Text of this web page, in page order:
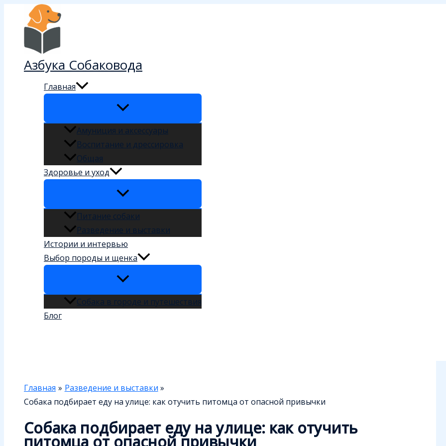
Перейти
Азбука Собаковода
Главная
Амуниция и аксессуары
Воспитание и дрессировка
Общая
Здоровье и уход
Питание собаки
Разведение и выставки
Истории и интервью
Выбор породы и щенка
Собака в городе и путешествия
Блог
Главная
Разведение и выставки
Собака подбирает еду на улице: как отучить питомца от опасной привычки
Собака подбирает еду на улице: как отучить
питомца от опасной привычки